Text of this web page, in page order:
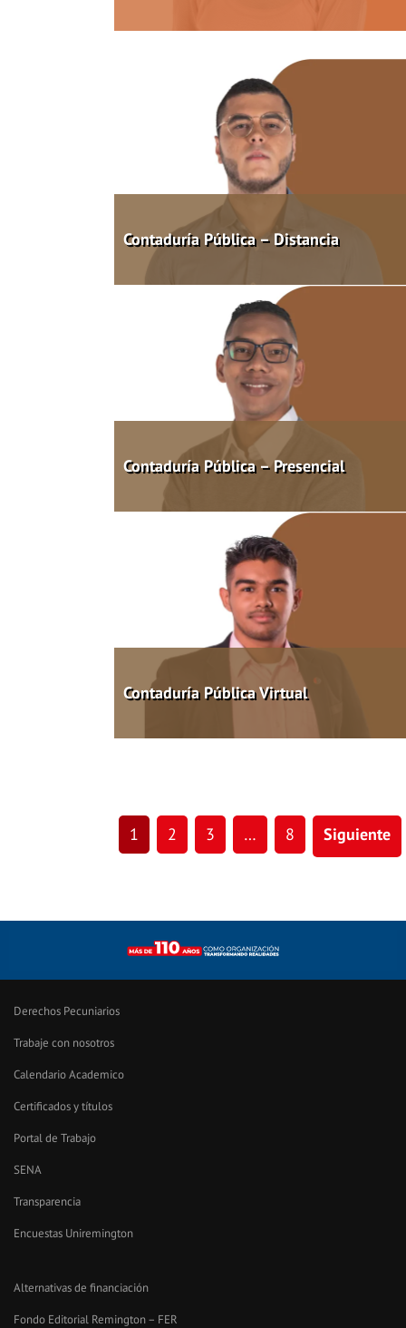
Contaduría Pública – Distancia
Contaduría Pública – Presencial
Contaduría Pública Virtual
1 2 3 … 8 Siguiente
Derechos Pecuniarios
Trabaje con nosotros
Calendario Academico
Certificados y títulos
Portal de Trabajo
SENA
Transparencia
Encuestas Uniremington
Alternativas de financiación
Fondo Editorial Remington – FER